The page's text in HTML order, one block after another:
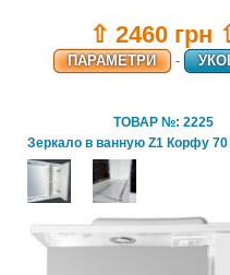
⇧ 2460 грн
ПАРАМЕТРИ -
ТОВАР №: 2225
Зеркало в ванную Z1 Корфу